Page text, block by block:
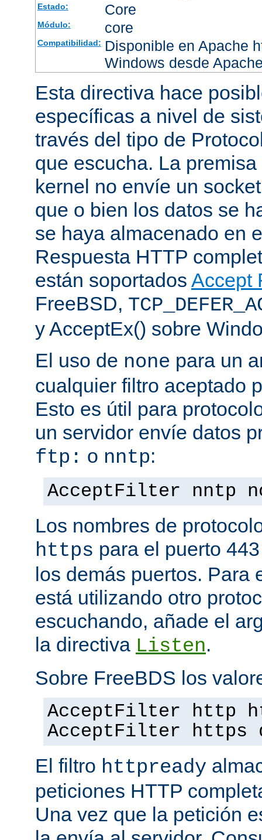
Estado: Core
Módulo: core
Compatibilidad: Disponible en Apache
Windows desde
Esta directiva hace
específicas a nivel de
través del tipo de
que escucha. La
kernel no envíe un
que o bien los datos se
se haya almacenado en
Respuesta HTTP
están soportados Accept
FreeBSD,
y AcceptEx() sobre
El uso de none para un
cualquier filtro aceptado
Esto es útil para
un servidor envíe datos
ftp: o nntp:
AcceptFilter nntp
Los nombres de
https para el puerto
los demás puertos. Para
está utilizando otro
escuchando, añade el
la directiva Listen.
Sobre FreeBDS los
AcceptFilter http
AcceptFilter https
El filtro httpready
peticiones HTTP
Una vez que la petición